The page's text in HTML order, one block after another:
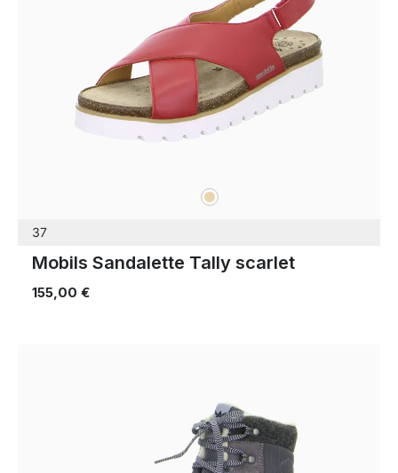
beige
37
Mobils Sandalette Tally scarlet
155,00 €